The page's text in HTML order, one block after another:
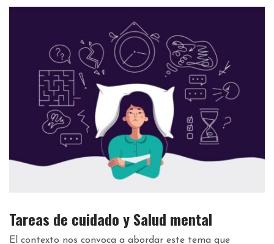
Tareas de cuidado y Salud mental
El contexto nos convoca a abordar este tema que